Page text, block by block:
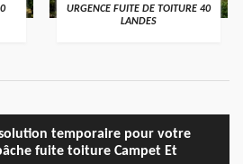
URGENCE FUITE DE TOITURE 40
LANDES
temporaire pour votre
fuite toiture Campet Et